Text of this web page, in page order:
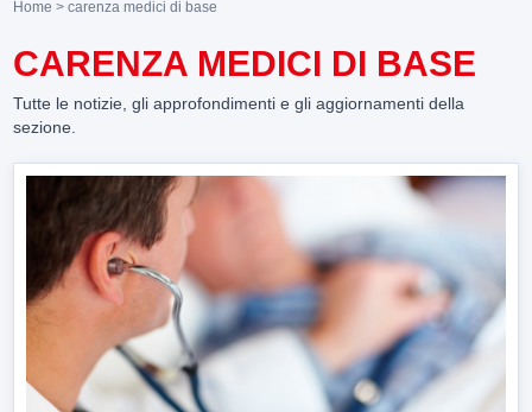
Home > carenza medici di base
CARENZA MEDICI DI BASE
Tutte le notizie, gli approfondimenti e gli aggiornamenti della
sezione.